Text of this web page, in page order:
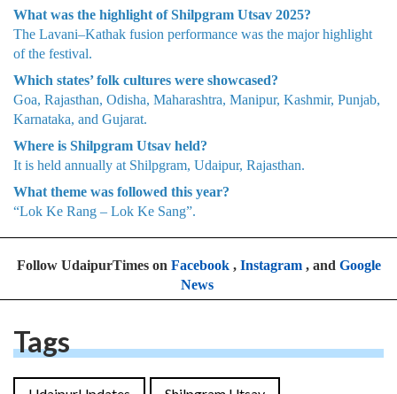
What was the highlight of Shilpgram Utsav 2025?
The Lavani–Kathak fusion performance was the major highlight
of the festival.
Which states’ folk cultures were showcased?
Goa, Rajasthan, Odisha, Maharashtra, Manipur, Kashmir, Punjab,
Karnataka, and Gujarat.
Where is Shilpgram Utsav held?
It is held annually at Shilpgram, Udaipur, Rajasthan.
What theme was followed this year?
“Lok Ke Rang – Lok Ke Sang”.
Follow UdaipurTimes on Facebook, Instagram, and Google
News
Tags